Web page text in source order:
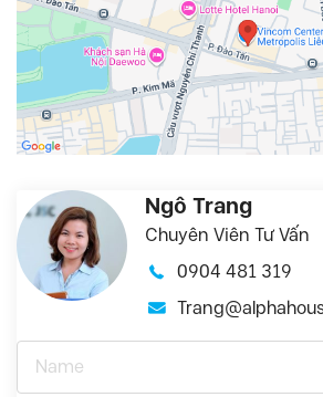
Ngô Trang
Chuyên Viên Tư Vấn
0904 481 319